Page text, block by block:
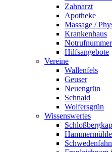
Zahnarzt
Apotheke
Massage /
Krankenhaus
Hilfsangebote
Vereine
Wallenfels
Geuser
Neuengrün
Schnaid
Wolfersgrün
Wissenswertes
Hammermühle